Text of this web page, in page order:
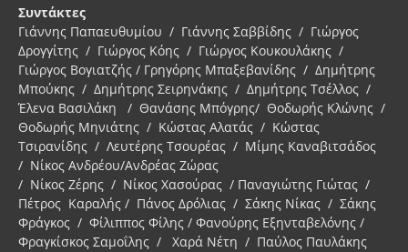
Συντάκτες
Γιάννης Παπαευθυμίου / Γιάννης Σαββίδης / Γιώργος
Δρογγίτης / Γιώργος Κόης / Γιώργος Κουκουλάκης /
Γιώργος Βογιατζής / Γρηγόρης Μπαξεβανίδης / Δημήτρης
Μπούκης / Δημήτρης Σειρηνάκης / Δημήτρης Τσέλλος /
Έλενα Βασιλάκη / Θανάσης Μπόγρης/ Θοδωρής Κλώνης /
Θοδωρής Μηνιάτης / Κώστας Αλατάς / Κώστας
Τσιρανίδης / Λευτέρης Τσουρέας / Μίμης Καναβιτσάδος
/ Νίκος Ανδρέου/Ανδρέας Ζώρας
/ Νίκος Ζέρης / Νίκος Χασούρας / Παναγιώτης Γιώτας /
Πέτρος Καραλής / Πάνος Δρόλιας / Σάκης Νίκας / Σάκης
Φράγκος / Φίλιππος Φίλης / Φανούρης Εξηνταβελόνης /
Φραγκίσκος Σαμοΐλης / Χαρά Νέτη / Παύλος Παυλάκης